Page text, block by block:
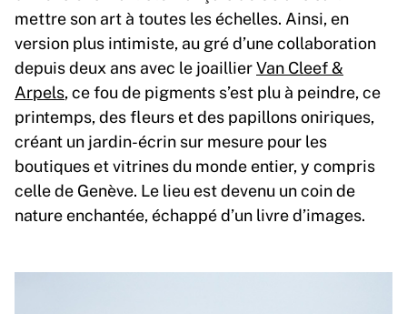
mettre son art à toutes les échelles. Ainsi, en
version plus intimiste, au gré d’une collaboration
depuis deux ans avec le joaillierVan Cleef &
Arpels, ce fou de pigments s’est plu à peindre, ce
printemps, des fleurs et des papillons oniriques,
créant un jardin-écrin sur mesure pour les
boutiques et vitrines du monde entier, y compris
celle de Genève. Le lieu est devenu un coin de
nature enchantée, échappé d’un livre d’images.